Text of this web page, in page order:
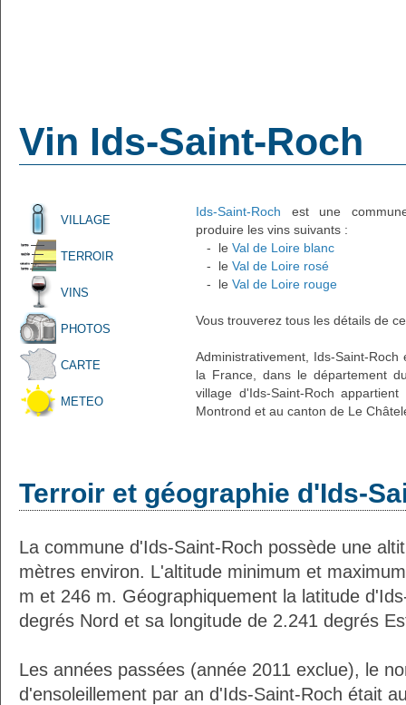
Vin Ids-Saint-Roch
VILLAGE
TERROIR
VINS
PHOTOS
CARTE
METEO
Ids-Saint-Roch est une
produire les vins suivants :
- le Val de Loire blanc
- le Val de Loire rosé
- le Val de Loire rouge
Vous trouverez tous les détails de
Administrativement, Ids-Saint-
la France, dans le département
village d'Ids-Saint-Roch
Montrond et au canton de Le
Terroir et géographie d'Ids-
La commune d'Ids-Saint-Roch possède une
mètres environ. L'altitude minimum et
m et 246 m. Géographiquement la latitude
degrés Nord et sa longitude de 2.241 degrés
Les années passées (année 2011 exclue), le
d'ensoleillement par an d'Ids-Saint-Roch était